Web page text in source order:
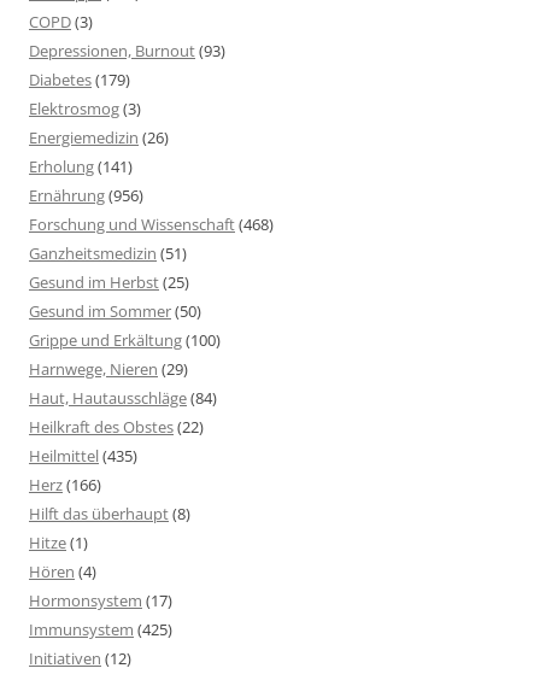
COPD(3)
Depressionen, Burnout(93)
Diabetes(179)
Elektrosmog(3)
Energiemedizin (26)
Erholung(141)
Ernährung(956)
Forschung und Wissenschaft(468)
Ganzheitsmedizin (51)
Gesund im Herbst(25)
Gesund im Sommer(50)
Grippe und Erkältung(100)
Harnwege, Nieren (29)
Haut, Hautausschläge(84)
Heilkraft des Obstes(22)
Heilmittel(435)
Herz(166)
Hilft das überhaupt(8)
Hitze(1)
Hören (4)
Hormonsystem (17)
Immunsystem (425)
Initiativen (12)